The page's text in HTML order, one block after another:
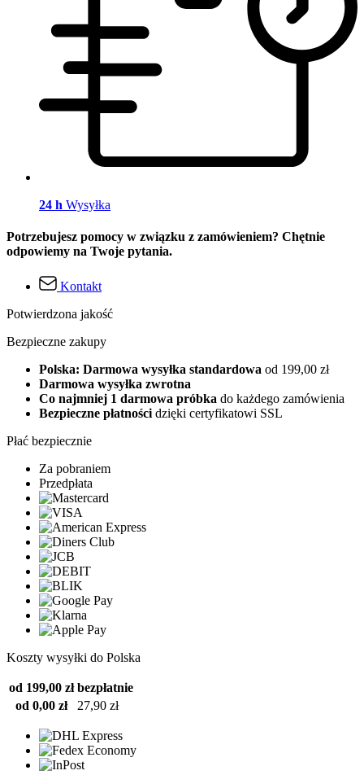
24 h Wysyłka
Potrzebujesz pomocy w związku z zamówieniem? Chętnie
odpowiemy na Twoje pytania.
Kontakt
Potwierdzona jakość
Bezpieczne zakupy
Polska: Darmowa wysyłka standardowa od 199,00 zł
Darmowa wysyłka zwrotna
Co najmniej 1 darmowa próbka do każdego zamówienia
Bezpieczne płatności dzięki certyfikatowi SSL
Płać bezpiecznie
Za pobraniem
Przedpłata
Koszty wysyłki do Polska
od 199,00 zł bezpłatnie
od 0,00 zł
27,90 zł